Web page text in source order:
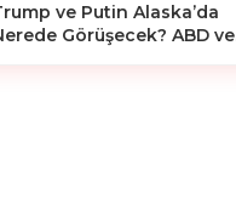
ve Putin Alaska’da
Görüşecek? ABD ve